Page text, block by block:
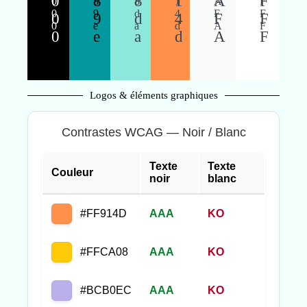
0
0
0
0
9
e
9
e
d
a
d
a
4
d
4
d
F
A
F
A
F
F
F
F
Logos & éléments graphiques
Contrastes WCAG — Noir / Blanc
Couleur
Texte
noir
Texte
blanc
#FF914D AAA KO
#FFCA08 AAA KO
#BCB0EC AAA KO